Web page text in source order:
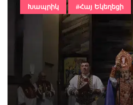
Խապրիկ #Հայ Եկեղեցի